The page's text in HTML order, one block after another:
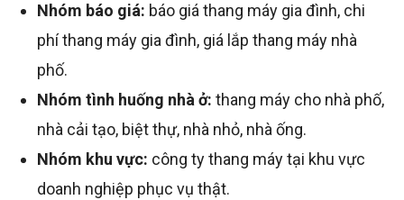
Nhóm báo giá: báo giá thang máy gia đình, chi
phí thang máy gia đình, giá lắp thang máy nhà
phố.
Nhóm tình huống nhà ở: thang máy cho nhà phố,
nhà cải tạo, biệt thự, nhà nhỏ, nhà ống.
Nhóm khu vực: công ty thang máy tại khu vực
doanh nghiệp phục vụ thật.